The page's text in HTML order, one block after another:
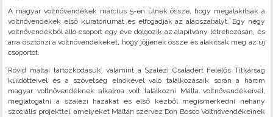
A magyar voltnövendékek március 5-én ülnek össze, hogy megalakítsák a
voltnövendékek első kuratóriumát és elfogadják az alapszabályt. Egy négy
voltnövendékből álló csoport egy éve dolgozik az alapítvány létrehozásán, és
arra ösztönzi a voltnövendékeket, hogy jöjjenek össze és alakítsák meg az új
csoportot.
Rövid máltai tartózkodásuk, valamint a Szalézi Családért Felelős Titkárság
küldötteivel és a szövetség elnökével való találkozásaik során a három
magyar voltnövendéknek alkalma volt találkozni Málta voltnövendékeivel,
meglátogatni a szalézi házakat és első kézből megismerkedni néhány
szociális projekttel, amelyeket Máltán szervez Don Bosco Voltnövendékeinek